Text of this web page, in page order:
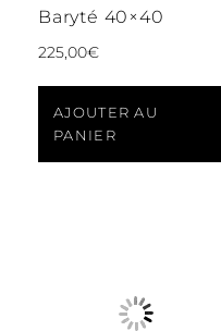
Baryté 40×40
225,00€
AJOUTER AU
PANIER